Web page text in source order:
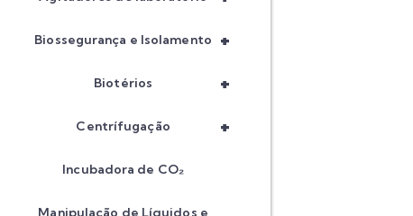
+
Biossegurança e Isolamento
+
Biotérios
+
Centrífugação
Incubadora de CO₂
Manipulação de Líquidos e